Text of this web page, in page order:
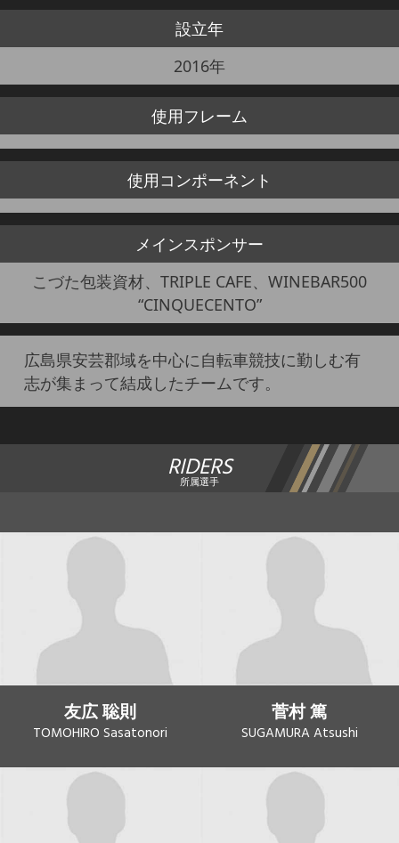
設立年
2016年
使用フレーム
使用コンポーネント
メインスポンサー
こづた包装資材、TRIPLE CAFE、WINEBAR500
“CINQUECENTO”
広島県安芸郡域を中心に自転車競技に勤しむ有
志が集まって結成したチームです。
RIDERS
所属選手
友広 聡則
TOMOHIRO Sasatonori
菅村 篤
SUGAMURA Atsushi